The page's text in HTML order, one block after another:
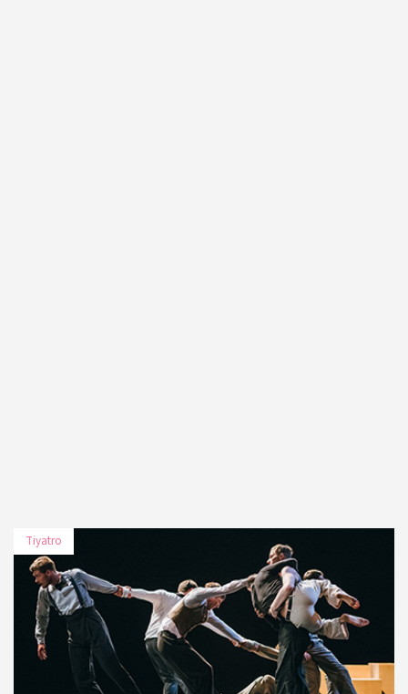
Tiyatro
TARİH MEKÂN
19 Kasım 2019 Zorlu PSM Turkcell Sahnesi